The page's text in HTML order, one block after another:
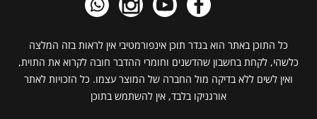
כל התוכן באתר הוא בגדר תוכן אינפורמטיבי אין לראות בזה המלצה
כלשהי, לקחת בחשבון שהדשנים וחומרי ההדבר חובה לקרוא את התוית,
ואין לשים ללא בדיקה מול החברה של המוצר עצמו. כל הזכויות לאתר
אורגניקו בלבד, אין להשתמש בתוכן